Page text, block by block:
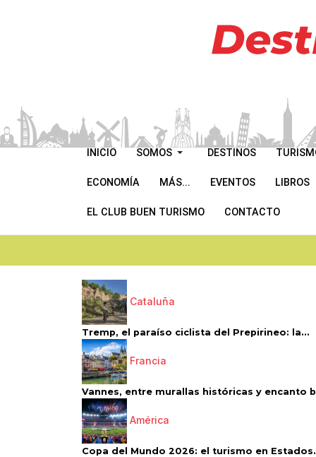
INICIO SOMOS DESTINOS
ECONOMÍA MÁS... EVENTOS LIBROS
EL CLUB BUEN TURISMO CONTACTO
Cataluña
Tremp, el paraíso ciclista del Prepirineo: la...
Francia
Vannes, entre murallas históricas y encanto
América
Copa del Mundo 2026: el turismo en